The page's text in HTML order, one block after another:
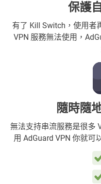
保護
有了 Kill Switch，使用者
VPN 服務無法使用，
隨時隨
無法支持串流服務是很多
用 AdGuard VPN 你就可